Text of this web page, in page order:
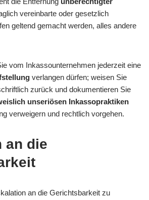
vereinbarte oder gesetzlich
geltend gemacht werden, alles andere
vom Inkassounternehmen jederzeit eine
verlangen dürfen; weisen Sie
zurück und dokumentieren Sie
unseriösen Inkassopraktiken
verweigern und rechtlich vorgehen.
an die
an die Gerichtsbarkeit zu